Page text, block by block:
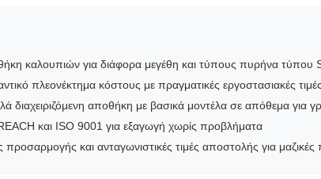
καλουπιών για διάφορα μεγέθη και τύπους πυρήνα τύπου
πλεονέκτημα κόστους με πραγματικές εργοστασιακές
διαχειριζόμενη αποθήκη με βασικά μοντέλα σε απόθεμα για
και ISO 9001 για εξαγωγή χωρίς προβλήματα
προσαρμογής και ανταγωνιστικές τιμές αποστολής για μαζικές